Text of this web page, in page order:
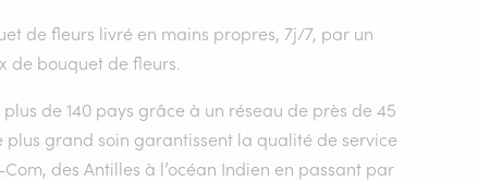
de fleurs livré en mains propres, 7j/7, par un
de bouquet de fleurs.
de 140 pays grâce à un réseau de près de 45
plus grand soin garantissent la qualité de service
des Antilles à l’océan Indien en passant par